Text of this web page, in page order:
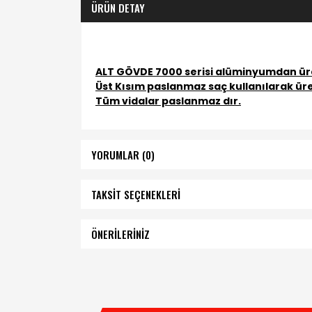
ÜRÜN DETAY
ALT GÖVDE 7000 serisi alüminyumdan
Üst Kısım paslanmaz saç kullanılarak
Tüm vidalar paslanmaz dır.
YORUMLAR (0)
TAKSİT SEÇENEKLERİ
ÖNERİLERİNİZ